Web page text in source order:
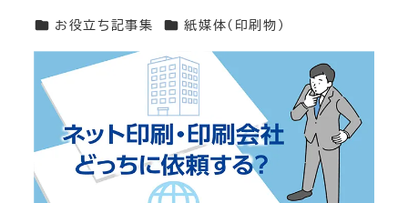
カテゴリー
お役立ち記事集 カテゴリー
紙媒体(印刷物)